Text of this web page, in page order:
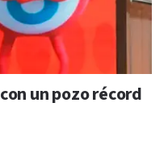
un pozo récord